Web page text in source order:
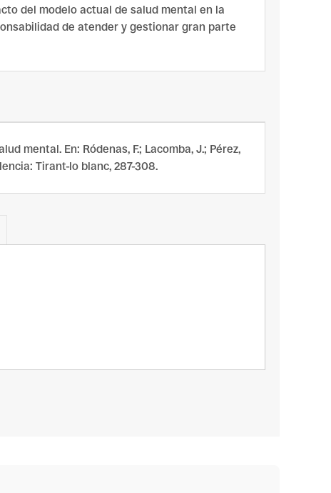
del modelo actual de salud mental en la
de atender y gestionar gran parte
mental. En: Ródenas, F.; Lacomba, J.; Pérez,
Tirant-lo blanc, 287-308.